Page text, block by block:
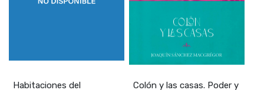
Habitaciones del
Colón y las casas. Poder y